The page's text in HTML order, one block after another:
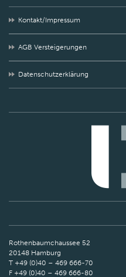
Kontakt/Impressum
AGB Versteigerungen
Datenschutzerklärung
Rothenbaumchaussee 52
20148 Hamburg
T +49 (0)40 – 469 666-70
F +49 (0)40 – 469 666-80